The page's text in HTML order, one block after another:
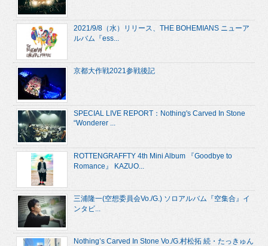
2021/9/8（水）リリース、THE BOHEMIANS ニューア
ルバム『ess...
京都大作戦2021参戦後記
SPECIAL LIVE REPORT：Nothing's Carved In Stone
“Wonderer ...
ROTTENGRAFFTY 4th Mini Album 『Goodbye to
Romance』 KAZUO...
三浦隆一(空想委員会Vo./G.) ソロアルバム『空集合』イ
ンタビ...
Nothing’s Carved In Stone Vo./G.村松拓 続・たっきゅん